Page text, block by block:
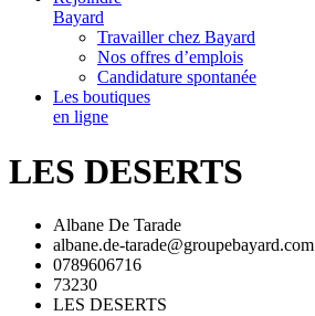
Bayard
Travailler chez Bayard
Nos offres d’emplois
Candidature spontanée
Les boutiques
en ligne
LES DESERTS
Albane De Tarade
albane.de-tarade@groupebayard.com
0789606716
73230
LES DESERTS